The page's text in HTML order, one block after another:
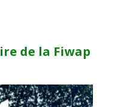
de la Fiwap